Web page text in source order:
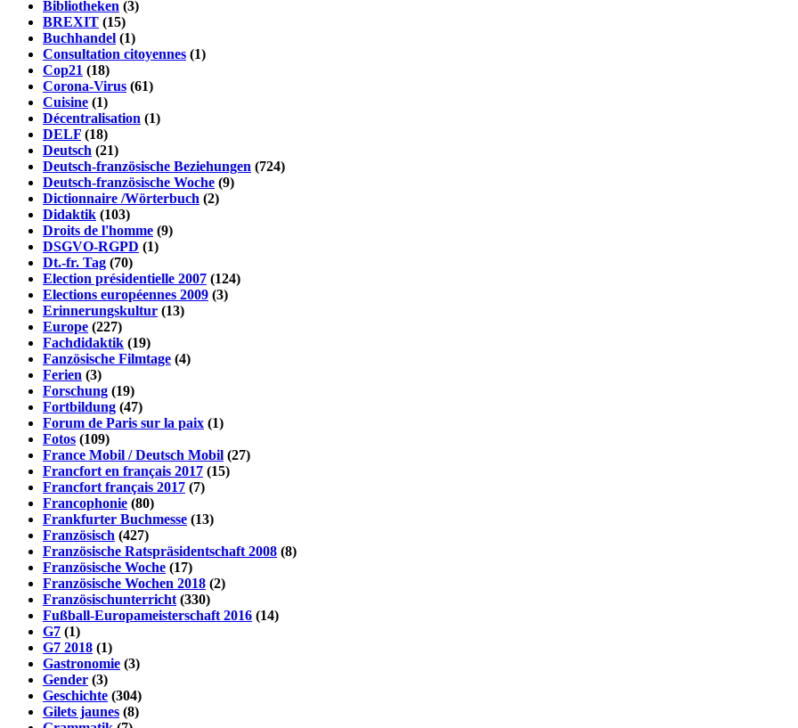
Bibliotheken (3)
BREXIT (15)
Buchhandel (1)
Consultation citoyennes (1)
Cop21 (18)
Corona-Virus (61)
Cuisine (1)
Décentralisation (1)
DELF (18)
Deutsch (21)
Deutsch-französische Beziehungen (724)
Deutsch-französische Woche (9)
Dictionnaire /Wörterbuch (2)
Didaktik (103)
Droits de l'homme (9)
DSGVO-RGPD (1)
Dt.-fr. Tag (70)
Election présidentielle 2007 (124)
Elections européennes 2009 (3)
Erinnerungskultur (13)
Europe (227)
Fachdidaktik (19)
Fanzösische Filmtage (4)
Ferien (3)
Forschung (19)
Fortbildung (47)
Forum de Paris sur la paix (1)
Fotos (109)
France Mobil / Deutsch Mobil (27)
Francfort en français 2017 (15)
Francfort français 2017 (7)
Francophonie (80)
Frankfurter Buchmesse (13)
Französisch (427)
Französische Ratspräsidentschaft 2008 (8)
Französische Woche (17)
Französische Wochen 2018 (2)
Französischunterricht (330)
Fußball-Europameisterschaft 2016 (14)
G7 (1)
G7 2018 (1)
Gastronomie (3)
Gender (3)
Geschichte (304)
Gilets jaunes (8)